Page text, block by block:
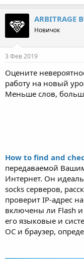
ARBITRAGE
Новичок
3 Фев 2019
Оцените
работу на новый
Меньше слов,
How to find and
передаваемой
Интернет. Он
socks серверов,
проверит IP-адрес
включены ли Flash
его языковые и
ОС и браузер,